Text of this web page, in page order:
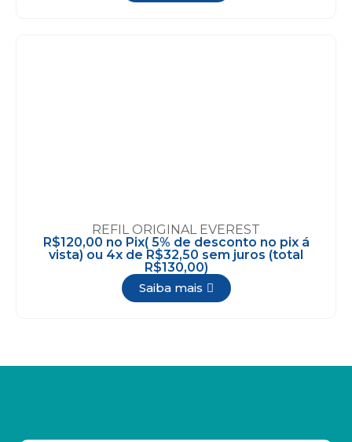
REFIL ORIGINAL EVEREST
R$120,00 no Pix( 5% de desconto no pix á
vista) ou 4x de R$32,50 sem juros (total
R$130,00)
Saiba mais